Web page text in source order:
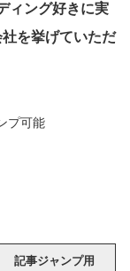
ィング好きに実
を挙げていただ
プ可能
記事ジャンプ用